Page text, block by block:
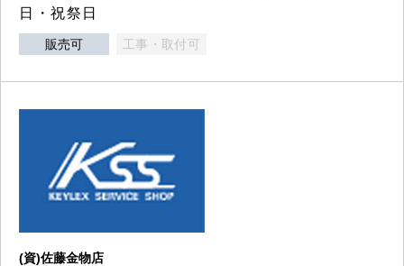
日・祝祭日
販売可 工事・取付可
(資)佐藤金物店